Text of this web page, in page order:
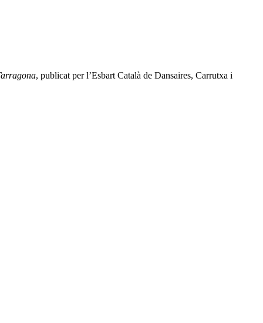
, publicat per l’Esbart Català de Dansaires, Carrutxa i